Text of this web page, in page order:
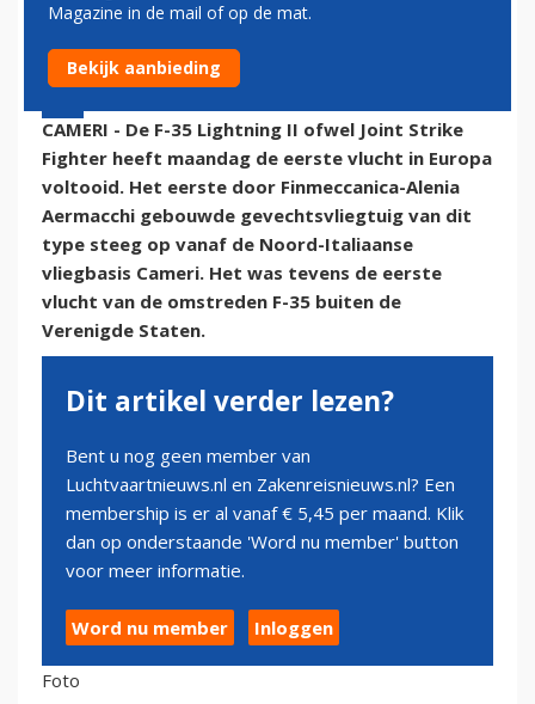
VLUCHT F-35 IN EUROPA
8 september 2015 - 16:35 | Door:
CAMERI - De F-35 Lightning II ofwel Joint Strike
Fighter heeft maandag de eerste vlucht in Europa
voltooid. Het eerste door Finmeccanica-Alenia
Aermacchi gebouwde gevechtsvliegtuig van dit
type steeg op vanaf de Noord-Italiaanse
vliegbasis Cameri. Het was tevens de eerste
vlucht van de omstreden F-35 buiten de
Verenigde Staten.
Dit artikel verder lezen?
Bent u nog geen member van
Luchtvaartnieuws.nl en Zakenreisnieuws.nl? Een
membership is er al vanaf € 5,45 per maand. Klik
dan op onderstaande 'Word nu member' button
voor meer informatie.
Word nu member Inloggen
Foto
Magazine in de mail of op de mat.
Bekijk aanbieding